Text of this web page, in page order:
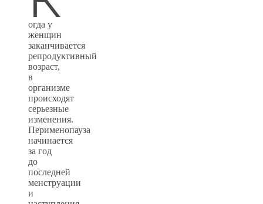
огда у
женщин
заканчивается
репродуктивный
возраст,
в
организме
происходят
серьезные
изменения.
Перименопауза
начинается
за год
до
последней
менструации
и